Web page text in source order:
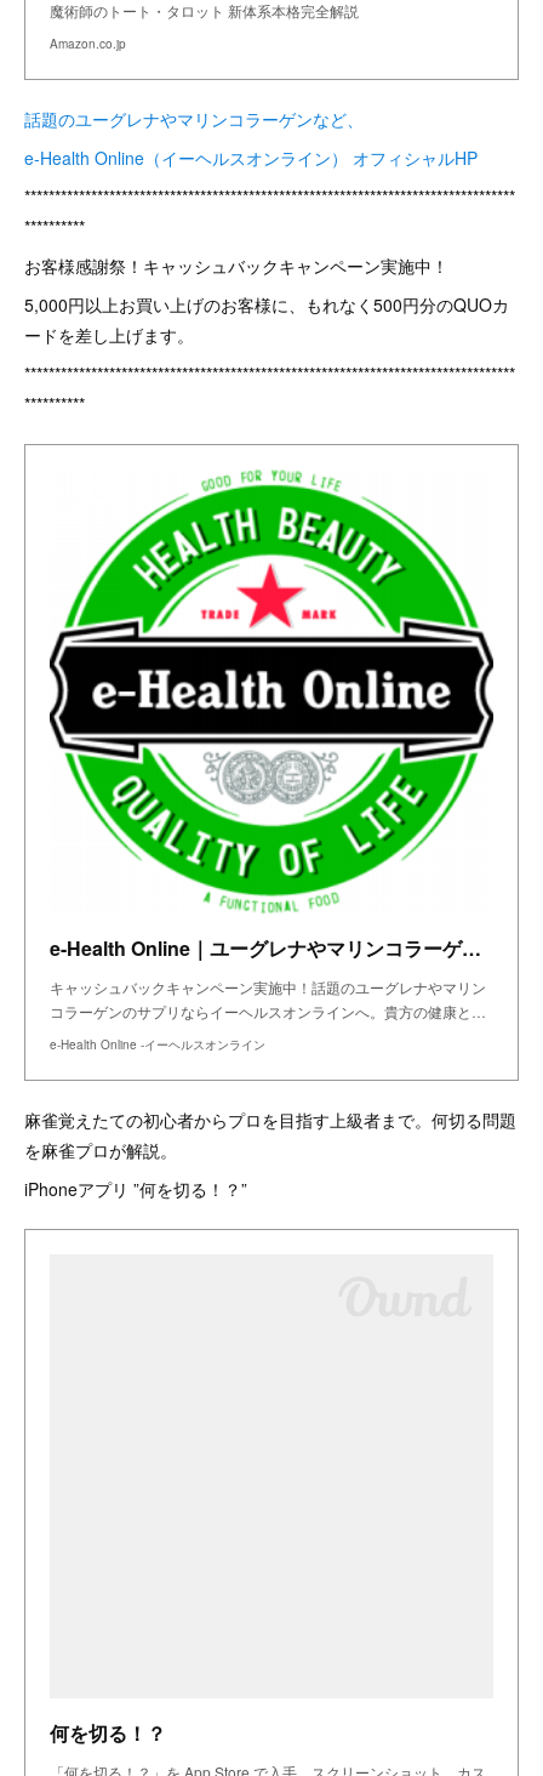
魔術師のトート・タロット 新体系本格完全解説
Amazon.co.jp
話題のユーグレナやマリンコラーゲンなど、
e-Health Online（イーヘルスオンライン） オフィシャルHP
*********************************************************************************
**********
お客様感謝祭！キャッシュバックキャンペーン実施中！
5,000円以上お買い上げのお客様に、もれなく500円分のQUOカ
ードを差し上げます。
*********************************************************************************
**********
e-Health Online｜ユーグレナやマリンコラーゲンであなたに健康を
キャッシュバックキャンペーン実施中！話題のユーグレナやマリン
コラーゲンのサプリならイーヘルスオンラインへ。貴方の健康と…
e-Health Online -イーヘルスオンライン
麻雀覚えたての初心者からプロを目指す上級者まで。何切る問題
を麻雀プロが解説。
iPhoneアプリ ”何を切る！？”
何を切る！？
「何を切る！？」を App Store で入手。スクリーンショット、カス